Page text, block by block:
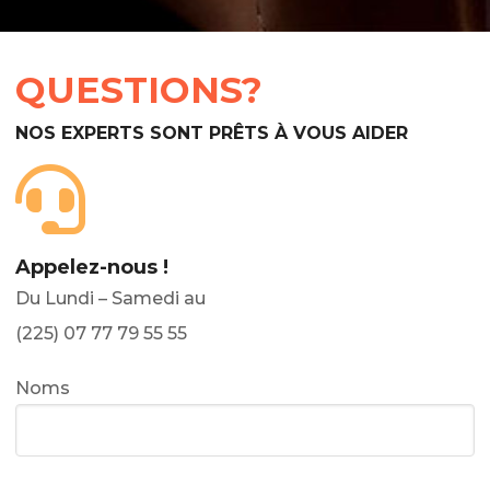
QUESTIONS?
NOS EXPERTS SONT PRÊTS À VOUS AIDER
Appelez-nous !
Du Lundi – Samedi au
(225) 07 77 79 55 55
Noms